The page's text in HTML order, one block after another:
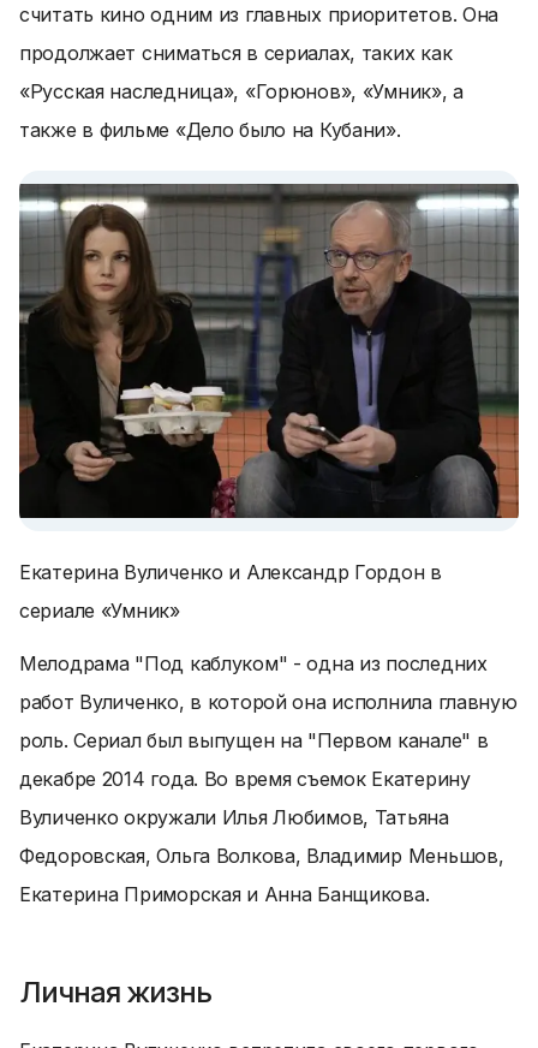
считать кино одним из главных приоритетов. Она
продолжает сниматься в сериалах, таких как
«Русская наследница», «Горюнов», «Умник», а
также в фильме «Дело было на Кубани».
Екатерина Вуличенко и Александр Гордон в
сериале «Умник»
Мелодрама "Под каблуком" - одна из последних
работ Вуличенко, в которой она исполнила главную
роль. Сериал был выпущен на "Первом канале" в
декабре 2014 года. Во время съемок Екатерину
Вуличенко окружали Илья Любимов, Татьяна
Федоровская, Ольга Волкова, Владимир Меньшов,
Екатерина Приморская и Анна Банщикова.
Личная жизнь